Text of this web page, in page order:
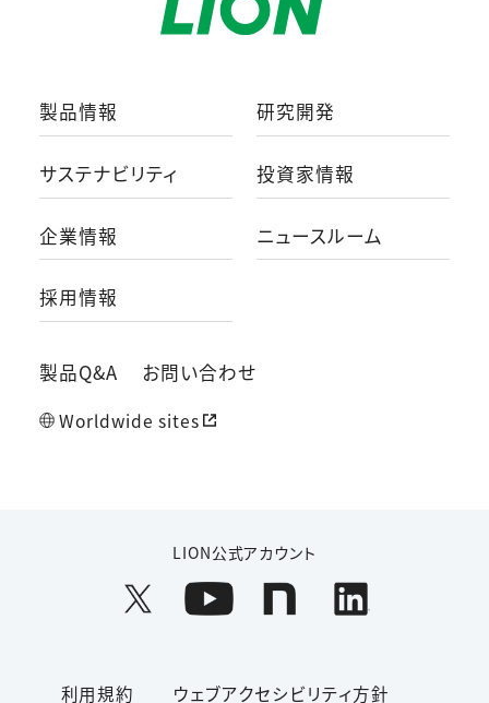
製品情報 研究開発
サステナビリティ 投資家情報
企業情報 ニュースルーム
採用情報
製品Q&A お問い合わせ
Worldwide sites
LION公式アカウント
利用規約 ウェブアクセシビリティ方針